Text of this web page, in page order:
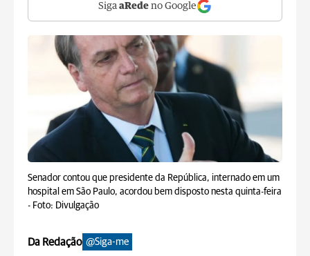
Siga aRede no Google
Senador contou que presidente da República, internado em um
hospital em São Paulo, acordou bem disposto nesta quinta-feira
- Foto: Divulgação
Da Redação @Siga-me